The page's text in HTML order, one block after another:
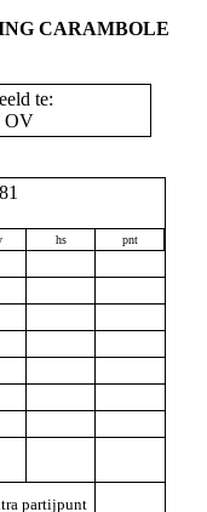
CARAMBOLE
te:
OV
hs pnt
partijpunt